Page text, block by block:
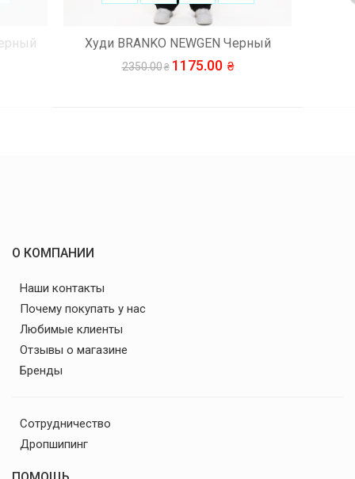
Худи BRANKO NEWGEN Черный
2350.00 1175.00
О КОМПАНИИ
Наши контакты
Почему покупать у нас
Любимые клиенты
Отзывы о магазине
Бренды
Сотрудничество
Дропшипинг